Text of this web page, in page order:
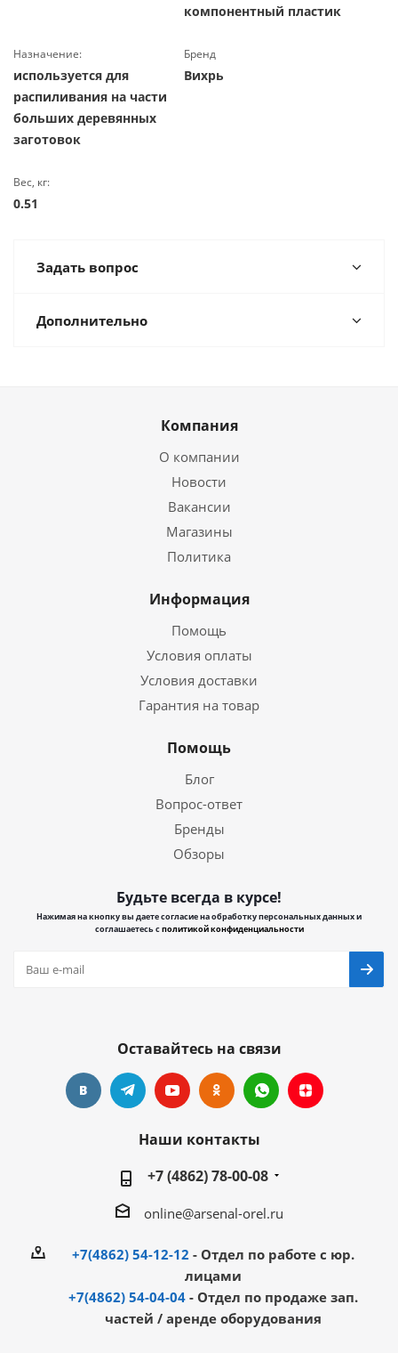
компонентный пластик
Назначение:
используется для
распиливания на части
больших деревянных
заготовок
Бренд
Вихрь
Вес, кг:
0.51
Задать вопрос
Дополнительно
Компания
О компании
Новости
Вакансии
Магазины
Политика
Информация
Помощь
Условия оплаты
Условия доставки
Гарантия на товар
Помощь
Блог
Вопрос-ответ
Бренды
Обзоры
Будьте всегда в курсе!
Нажимая на кнопку вы даете согласие на обработку персональных данных и
соглашаетесь сполитикой конфиденциальности
Оставайтесь на связи
Наши контакты
+7 (4862) 78-00-08
online@arsenal-orel.ru
+7(4862) 54-12-12 - Отдел по работе с юр.
лицами
+7(4862) 54-04-04 - Отдел по продаже зап.
частей / аренде оборудования